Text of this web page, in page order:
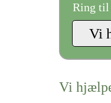
Ring til
Vi